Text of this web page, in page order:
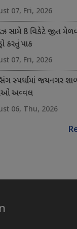
07, Fri, 2026
સામે 8 વિકેટે જીત
કરતું પાક
07, Fri, 2026
સ્પર્ધામાં જયનગર
અવ્વલ
06, Thu, 2026